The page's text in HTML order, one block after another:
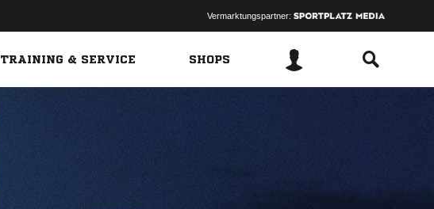
Vermarktungspartner:
TRAINING & SERVICE SHOPS